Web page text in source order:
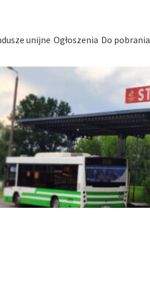
unijne Ogłoszenia Do pobrania